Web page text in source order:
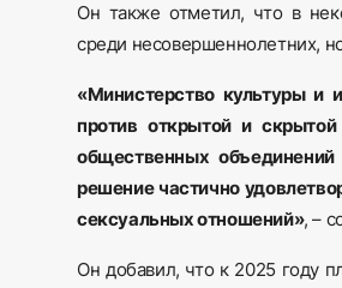
Он также отметил, что в
среди несовершеннолетних,
«Министерство культуры и
против открытой и
общественных объединений
решение частично
сексуальных отношений», –
Он добавил, что к 2025 году